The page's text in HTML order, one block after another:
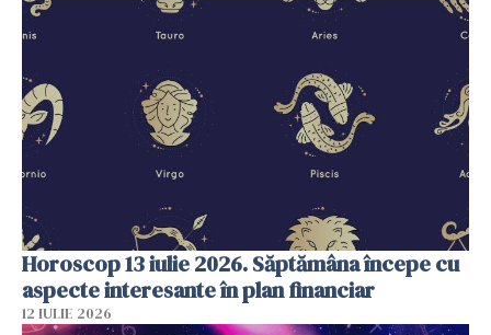
Horoscop 13 iulie 2026. Săptămâna începe cu
aspecte interesante în plan financiar
12 IULIE 2026